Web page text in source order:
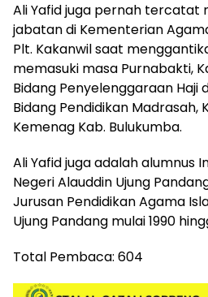
Ali Yafid juga pernah tercatat
jabatan di Kementerian
Plt. Kakanwil saat
memasuki masa Purnabakti,
Bidang Penyelenggaraan Haji
Bidang Pendidikan Madrasah,
Kemenag Kab. Bulukumba.
Ali Yafid juga adalah alumnus
Negeri Alauddin Ujung
Jurusan Pendidikan Agama
Ujung Pandang mulai 1990
Total Pembaca: 604